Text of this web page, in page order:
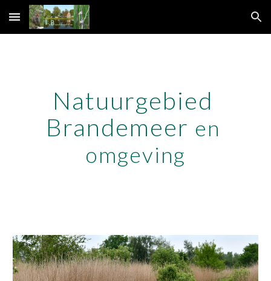
Skip to main content Skip to navigation
Natuurgebied
Brandemeer en
omgeving